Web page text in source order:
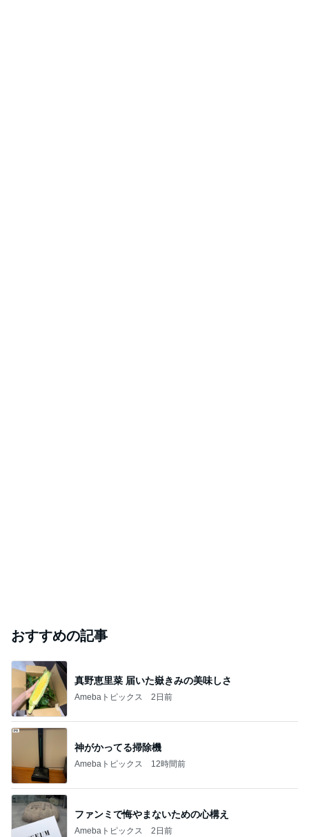
おすすめの記事
真野恵里菜 届いた嶽きみの美味しさ
Amebaトピックス 2日前
神がかってる掃除機
Amebaトピックス 12時間前
ファンミで悔やまないための心構え
Amebaトピックス 2日前